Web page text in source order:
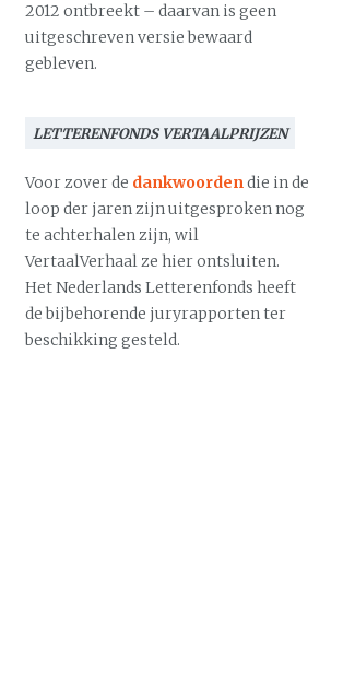
2012 ontbreekt – daarvan is geen
uitgeschreven versie bewaard
gebleven.
LETTERENFONDS VERTAALPRIJZEN
Voor zover de dankwoordendie in de
loop der jaren zijn uitgesproken nog
te achterhalen zijn, wil
VertaalVerhaal ze hier ontsluiten.
Het Nederlands Letterenfonds heeft
de bijbehorende juryrapporten ter
beschikking gesteld.